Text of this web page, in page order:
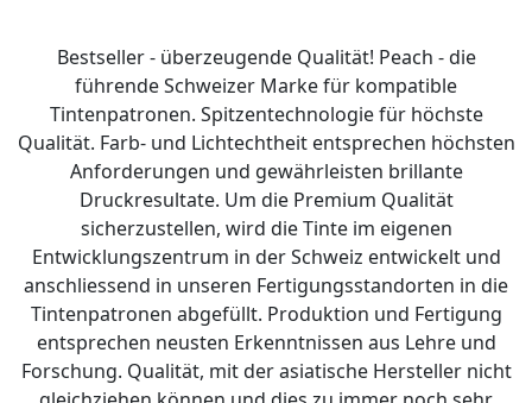
Bestseller - überzeugende Qualität! Peach - die
führende Schweizer Marke für kompatible
Tintenpatronen. Spitzentechnologie für höchste
Qualität. Farb- und Lichtechtheit entsprechen höchsten
Anforderungen und gewährleisten brillante
Druckresultate. Um die Premium Qualität
sicherzustellen, wird die Tinte im eigenen
Entwicklungszentrum in der Schweiz entwickelt und
anschliessend in unseren Fertigungsstandorten in die
Tintenpatronen abgefüllt. Produktion und Fertigung
entsprechen neusten Erkenntnissen aus Lehre und
Forschung. Qualität, mit der asiatische Hersteller nicht